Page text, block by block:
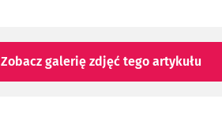
Zobacz galerię zdjęć tego artykułu